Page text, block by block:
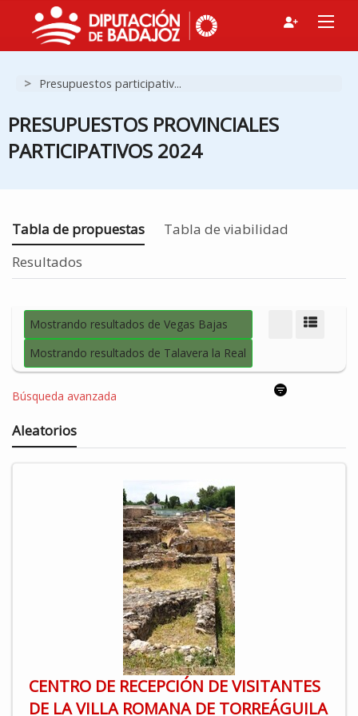
> Presupuestos participativ...
PRESUPUESTOS PROVINCIALES
PARTICIPATIVOS 2024
Estás en
Tabla de propuestas
Tabla de viabilidad
Resultados
Mostrando resultados de Vegas Bajas
Mostrando resultados de Talavera la Real
Búsqueda avanzada
Aleatorios
CENTRO DE RECEPCIÓN DE VISITANTES
DE LA VILLA ROMANA DE TORREÁGUILA